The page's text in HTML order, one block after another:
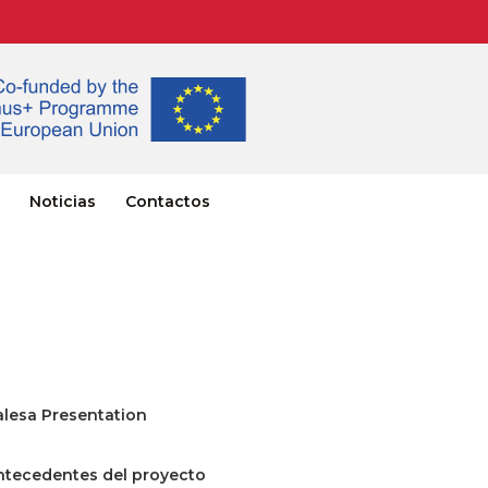
Noticias Contactos
Presentation
del proyecto